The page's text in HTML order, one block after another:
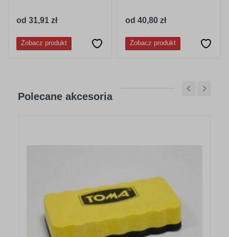
od 31,91 zł
Zobacz produkt
od 40,80 zł
Zobacz produkt
Polecane akcesoria